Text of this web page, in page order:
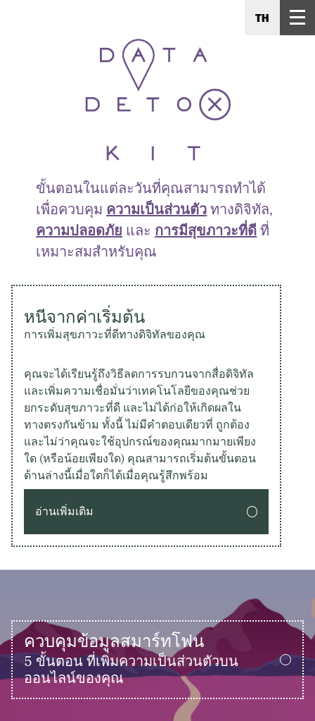
TH
ขั้นตอนในแต่ละวันที่คุณสามารถทำได้
เพื่อควบคุม ความเป็นส่วนตัวทางดิจิทัล,
ความปลอดภัย และ การมีสุขภาวะที่ดีที่
เหมาะสมสำหรับคุณ
หนีจากค่าเริ่มต้น
การเพิ่มสุขภาวะที่ดีทางดิจิทัลของคุณ
คุณจะได้เรียนรู้ถึงวิธีลดการรบกวนจากสื่อดิจิทัล
และเพิ่มความเชื่อมั่นว่าเทคโนโลยีของคุณช่วย
ยกระดับสุขภาวะที่ดี และไม่ได้ก่อให้เกิดผลใน
ทางตรงกันข้าม ทั้งนี้ ไม่มีคำตอบเดียวที่ ถูกต้อง
และไม่ว่าคุณจะใช้อุปกรณ์ของคุณมากมายเพียง
ใด (หรือน้อยเพียงใด) คุณสามารถเริ่มต้นขั้นตอน
ด้านล่างนี้เมื่อใดก็ได้เมื่อคุณรู้สึกพร้อม
อ่านเพิ่มเติม
ควบคุมข้อมูลสมาร์ทโฟน
5 ขั้นตอน ที่เพิ่มความเป็นส่วนตัวบน
ออนไลน์ของคุณ